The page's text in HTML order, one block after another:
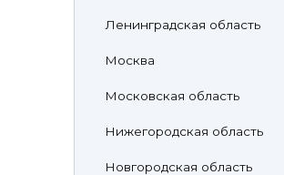
Ленинградская область
Москва
Московская область
Нижегородская область
Новгородская область